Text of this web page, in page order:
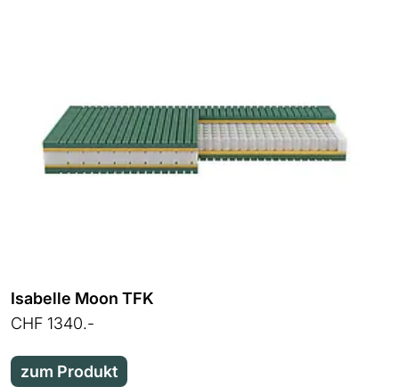
Isabelle Moon TFK
CHF 1340.-
zum Produkt